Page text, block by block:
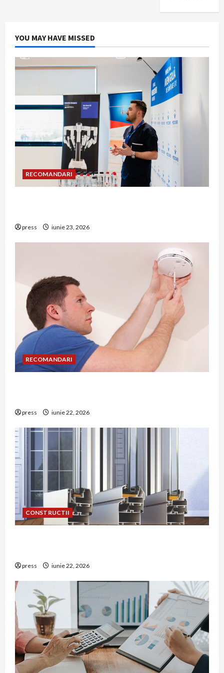
YOU MAY HAVE MISSED
RECOMANDARI
press iunie 23, 2026
RECOMANDARI
press iunie 22, 2026
CONSTRUCTII
press iunie 22, 2026